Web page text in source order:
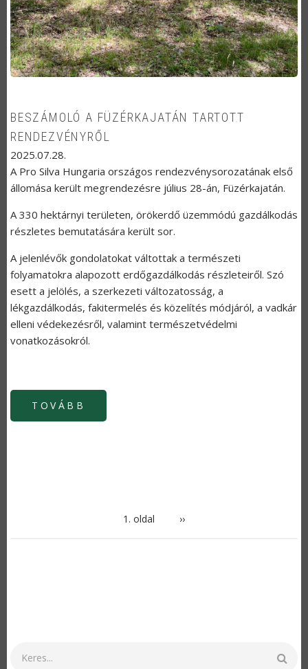
BESZÁMOLÓ A FÜZÉRKAJATÁN TARTOTT
RENDEZVÉNYRŐL
2025.07.28.
A Pro Silva Hungaria országos rendezvénysorozatának első
állomása került megrendezésre július 28-án, Füzérkajatán.
A 330 hektárnyi területen, örökerdő üzemmódú gazdálkodás
részletes bemutatására került sor.
A jelenlévők gondolatokat váltottak a természeti
folyamatokra alapozott erdőgazdálkodás részleteiről. Szó
esett a jelölés, a szerkezeti változatosság, a
lékgazdálkodás, fakitermelés és közelítés módjáról, a vadkár
elleni védekezésről, valamint természetvédelmi
vonatkozásokról.
TOVÁBB
1. oldal Következő
››